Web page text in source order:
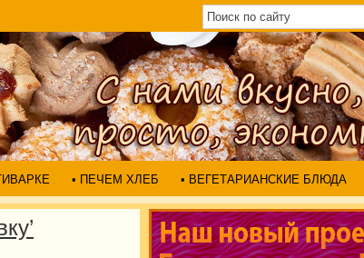
• ПЕЧЕМ ХЛЕБ • ВЕГЕТАРИАНСКИЕ БЛЮДА